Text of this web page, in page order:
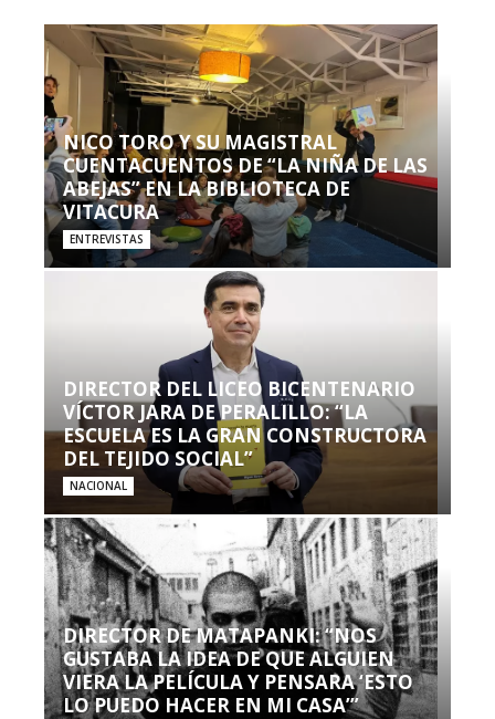
NICO TORO Y SU MAGISTRAL
CUENTACUENTOS DE “LA NIÑA DE LAS
ABEJAS” EN LA BIBLIOTECA DE
VITACURA
ENTREVISTAS
DIRECTOR DEL LICEO BICENTENARIO
VÍCTOR JARA DE PERALILLO: “LA
ESCUELA ES LA GRAN CONSTRUCTORA
DEL TEJIDO SOCIAL”
NACIONAL
DIRECTOR DE MATAPANKI: “NOS
GUSTABA LA IDEA DE QUE ALGUIEN
VIERA LA PELÍCULA Y PENSARA ‘ESTO
LO PUEDO HACER EN MI CASA’”